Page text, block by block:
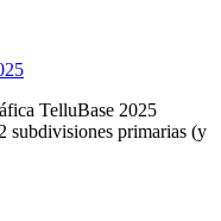
TelluBase 2025
subdivisiones primarias (y